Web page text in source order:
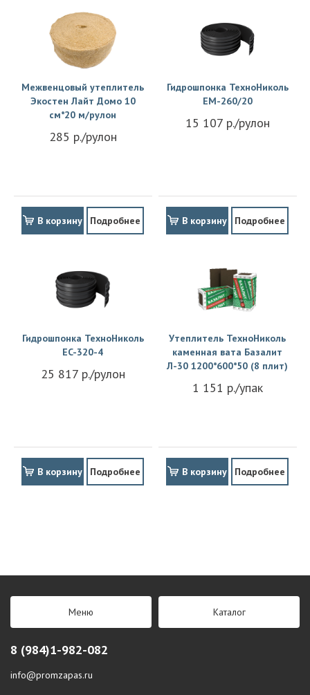
Межвенцовый утеплитель
Экостен Лайт Домо 10
см*20 м/рулон
285 р./рулон
В корзину Подробнее
Гидрошпонка ТехноНиколь
EM-260/20
15 107 р./рулон
В корзину Подробнее
Гидрошпонка ТехноНиколь
EC-320-4
25 817 р./рулон
В корзину Подробнее
Утеплитель ТехноНиколь
каменная вата Базалит
Л-30 1200*600*50 (8 плит)
1 151 р./упак
В корзину Подробнее
Меню Каталог
8 (984)1-982-082
info@promzapas.ru